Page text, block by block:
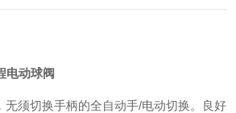
电动球阀
无须切换手柄的全自动手/电动切换。良好